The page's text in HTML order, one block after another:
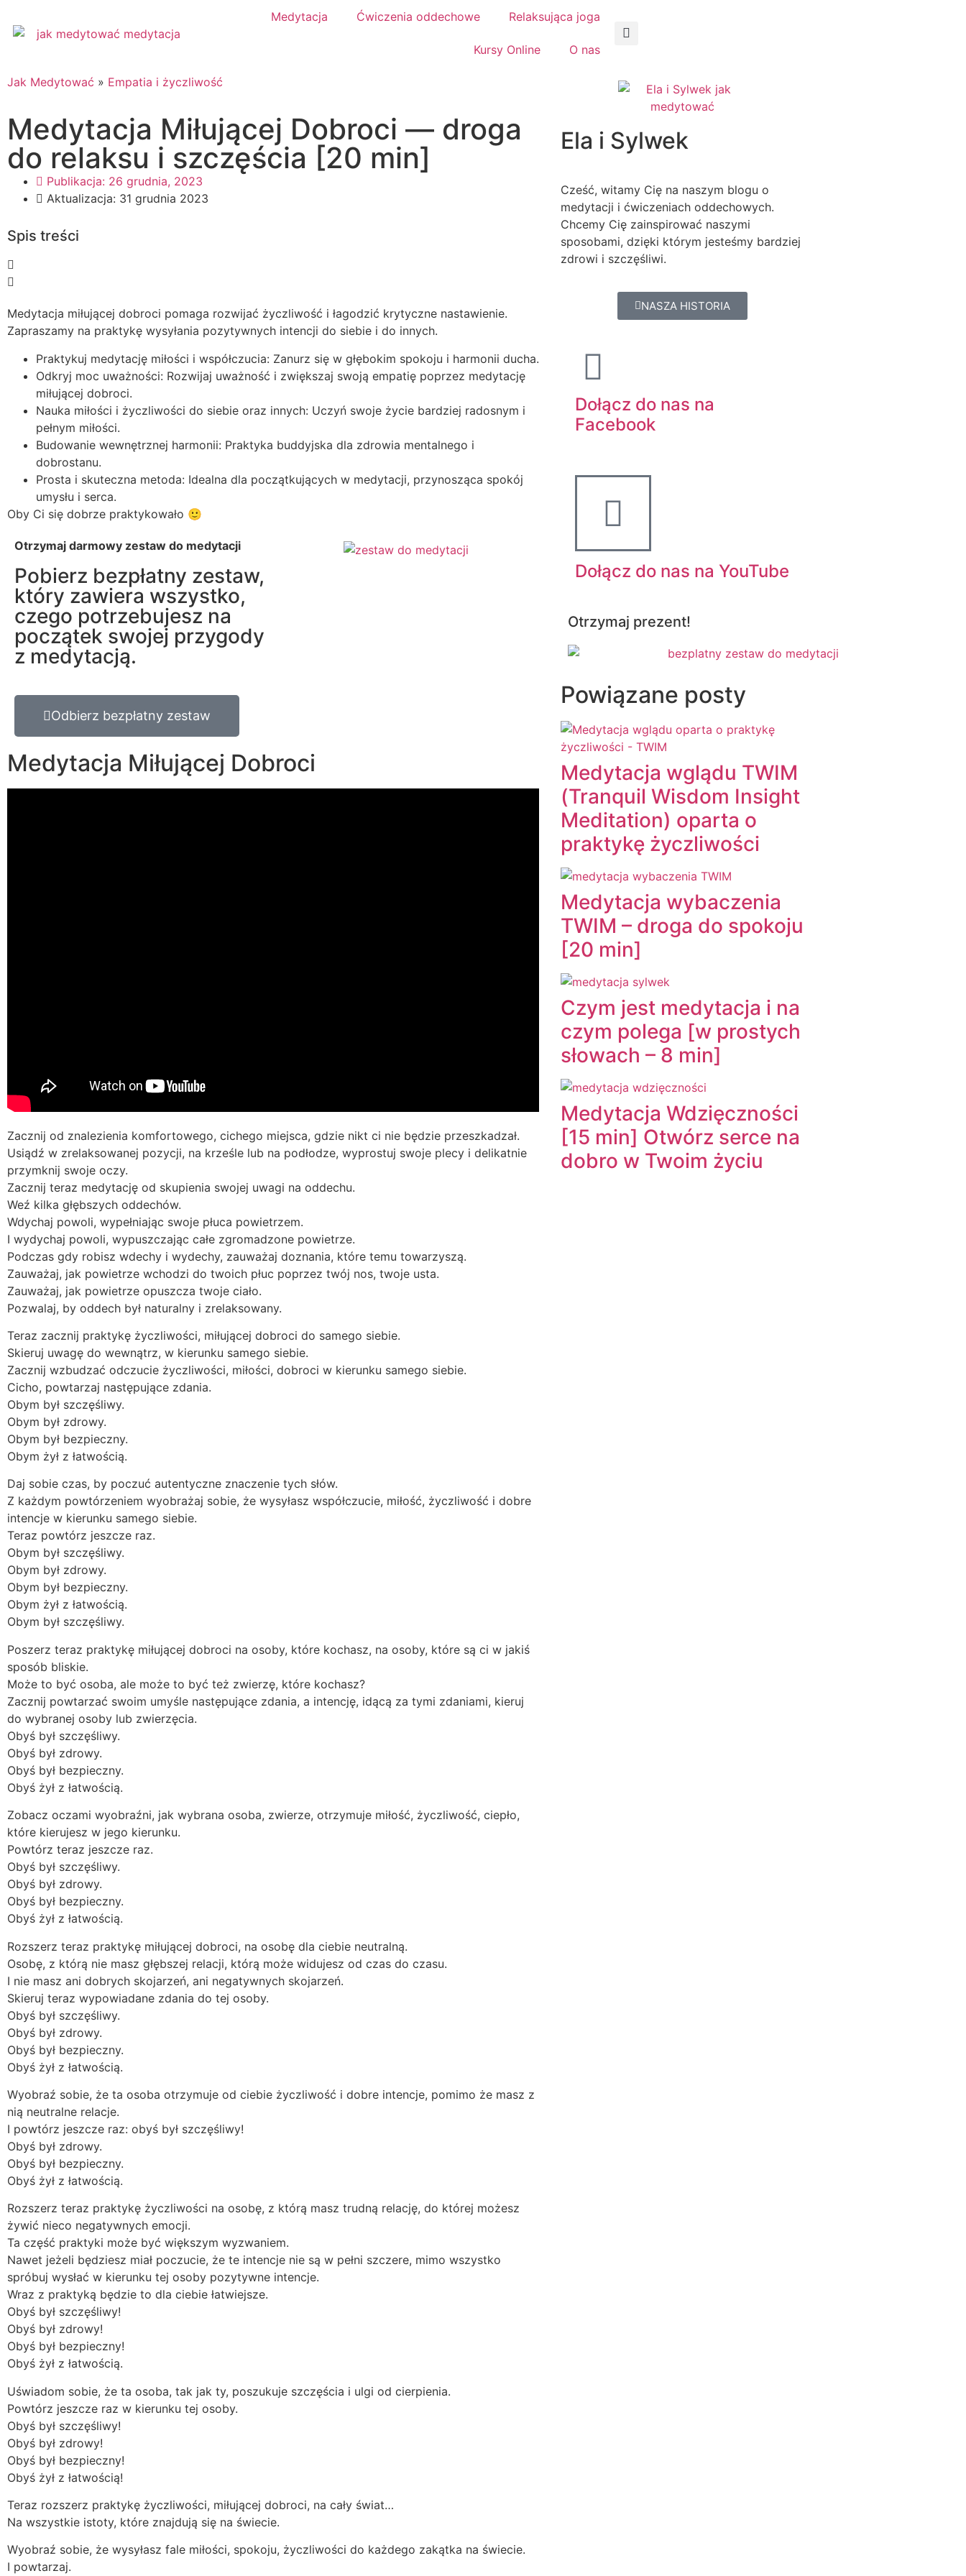
Medytacja Ćwiczenia oddechowe Relaksująca joga
Kursy Online O nas
Jak Medytować » Empatia i życzliwość
Medytacja Miłującej Dobroci — droga
do relaksu i szczęścia [20 min]
Publikacja: 26 grudnia, 2023
Aktualizacja: 31 grudnia 2023
Spis treści
Medytacja miłującej dobroci pomaga rozwijać życzliwość i łagodzić krytyczne nastawienie.
Zapraszamy na praktykę wysyłania pozytywnych intencji do siebie i do innych.
Praktykuj medytację miłości i współczucia: Zanurz się w głębokim spokoju i harmonii ducha.
Odkryj moc uważności: Rozwijaj uważność i zwiększaj swoją empatię poprzez medytację
miłującej dobroci.
Nauka miłości i życzliwości do siebie oraz innych: Uczyń swoje życie bardziej radosnym i
pełnym miłości.
Budowanie wewnętrznej harmonii: Praktyka buddyjska dla zdrowia mentalnego i
dobrostanu.
Prosta i skuteczna metoda: Idealna dla początkujących w medytacji, przynosząca spokój
umysłu i serca.
Oby Ci się dobrze praktykowało 🙂
Otrzymaj darmowy zestaw do medytacji
Pobierz bezpłatny zestaw,
który zawiera wszystko,
czego potrzebujesz na
początek swojej przygody
z medytacją.
Odbierz bezpłatny zestaw
Medytacja Miłującej Dobroci
Zacznij od znalezienia komfortowego, cichego miejsca, gdzie nikt ci nie będzie przeszkadzał.
Usiądź w zrelaksowanej pozycji, na krześle lub na podłodze, wyprostuj swoje plecy i delikatnie
przymknij swoje oczy.
Zacznij teraz medytację od skupienia swojej uwagi na oddechu.
Weź kilka głębszych oddechów.
Wdychaj powoli, wypełniając swoje płuca powietrzem.
I wydychaj powoli, wypuszczając całe zgromadzone powietrze.
Podczas gdy robisz wdechy i wydechy, zauważaj doznania, które temu towarzyszą.
Zauważaj, jak powietrze wchodzi do twoich płuc poprzez twój nos, twoje usta.
Zauważaj, jak powietrze opuszcza twoje ciało.
Pozwalaj, by oddech był naturalny i zrelaksowany.
Teraz zacznij praktykę życzliwości, miłującej dobroci do samego siebie.
Skieruj uwagę do wewnątrz, w kierunku samego siebie.
Zacznij wzbudzać odczucie życzliwości, miłości, dobroci w kierunku samego siebie.
Cicho, powtarzaj następujące zdania.
Obym był szczęśliwy.
Obym był zdrowy.
Obym był bezpieczny.
Obym żył z łatwością.
Daj sobie czas, by poczuć autentyczne znaczenie tych słów.
Z każdym powtórzeniem wyobrażaj sobie, że wysyłasz współczucie, miłość, życzliwość i dobre
intencje w kierunku samego siebie.
Teraz powtórz jeszcze raz.
Obym był szczęśliwy.
Obym był zdrowy.
Obym był bezpieczny.
Obym żył z łatwością.
Obym był szczęśliwy.
Poszerz teraz praktykę miłującej dobroci na osoby, które kochasz, na osoby, które są ci w jakiś
sposób bliskie.
Może to być osoba, ale może to być też zwierzę, które kochasz?
Zacznij powtarzać swoim umyśle następujące zdania, a intencję, idącą za tymi zdaniami, kieruj
do wybranej osoby lub zwierzęcia.
Obyś był szczęśliwy.
Obyś był zdrowy.
Obyś był bezpieczny.
Obyś żył z łatwością.
Zobacz oczami wyobraźni, jak wybrana osoba, zwierze, otrzymuje miłość, życzliwość, ciepło,
które kierujesz w jego kierunku.
Powtórz teraz jeszcze raz.
Obyś był szczęśliwy.
Obyś był zdrowy.
Obyś był bezpieczny.
Obyś żył z łatwością.
Rozszerz teraz praktykę miłującej dobroci, na osobę dla ciebie neutralną.
Osobę, z którą nie masz głębszej relacji, którą może widujesz od czas do czasu.
I nie masz ani dobrych skojarzeń, ani negatywnych skojarzeń.
Skieruj teraz wypowiadane zdania do tej osoby.
Obyś był szczęśliwy.
Obyś był zdrowy.
Obyś był bezpieczny.
Obyś żył z łatwością.
Wyobraź sobie, że ta osoba otrzymuje od ciebie życzliwość i dobre intencje, pomimo że masz z
nią neutralne relacje.
I powtórz jeszcze raz: obyś był szczęśliwy!
Obyś był zdrowy.
Obyś był bezpieczny.
Obyś żył z łatwością.
Rozszerz teraz praktykę życzliwości na osobę, z którą masz trudną relację, do której możesz
żywić nieco negatywnych emocji.
Ta część praktyki może być większym wyzwaniem.
Nawet jeżeli będziesz miał poczucie, że te intencje nie są w pełni szczere, mimo wszystko
spróbuj wysłać w kierunku tej osoby pozytywne intencje.
Wraz z praktyką będzie to dla ciebie łatwiejsze.
Obyś był szczęśliwy!
Obyś był zdrowy!
Obyś był bezpieczny!
Obyś żył z łatwością.
Uświadom sobie, że ta osoba, tak jak ty, poszukuje szczęścia i ulgi od cierpienia.
Powtórz jeszcze raz w kierunku tej osoby.
Obyś był szczęśliwy!
Obyś był zdrowy!
Obyś był bezpieczny!
Obyś żył z łatwością!
Teraz rozszerz praktykę życzliwości, miłującej dobroci, na cały świat…
Na wszystkie istoty, które znajdują się na świecie.
Wyobraź sobie, że wysyłasz fale miłości, spokoju, życzliwości do każdego zakątka na świecie.
I powtarzaj.
Ela i Sylwek
Cześć, witamy Cię na naszym blogu o
medytacji i ćwiczeniach oddechowych.
Chcemy Cię zainspirować naszymi
sposobami, dzięki którym jesteśmy bardziej
zdrowi i szczęśliwi.
NASZA HISTORIA
Dołącz do nas na
Facebook
Dołącz do nas na YouTube
Otrzymaj prezent!
Powiązane posty
Medytacja wglądu TWIM
(Tranquil Wisdom Insight
Meditation) oparta o
praktykę życzliwości
Medytacja wybaczenia
TWIM – droga do spokoju
[20 min]
Czym jest medytacja i na
czym polega [w prostych
słowach – 8 min]
Medytacja Wdzięczności
[15 min] Otwórz serce na
dobro w Twoim życiu